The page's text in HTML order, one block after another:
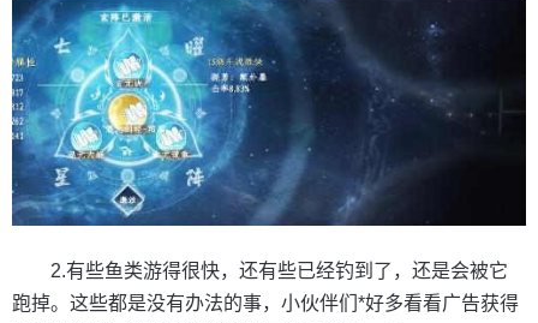
2.有些鱼类游得很快，还有些已经钓到了，还是会被它
跑掉。这些都是没有办法的事，小伙伴们*好多看看广告获得